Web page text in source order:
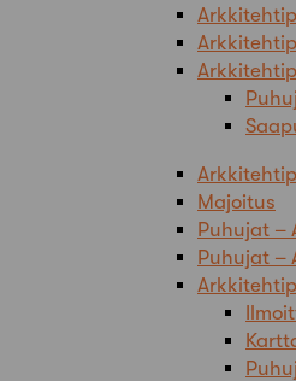
Majoitus
Puhujat –
Puhujat –